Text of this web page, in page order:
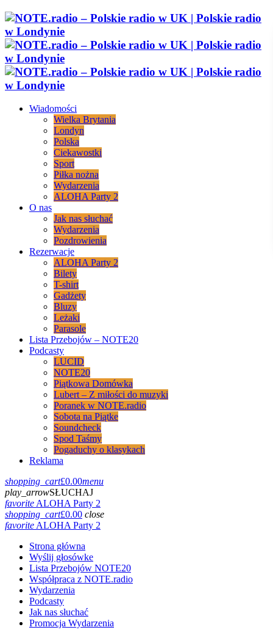
Wiadomości
Wielka Brytania
Londyn
Polska
Ciekawostki
Sport
Piłka nożna
Wydarzenia
ALOHA Party 2
O nas
Jak nas słuchać
Wydarzenia
Pozdrowienia
Rezerwacje
ALOHA Party 2
Bilety
T-shirt
Gadżety
Bluzy
Leżaki
Parasole
Lista Przebojów – NOTE20
Podcasty
LUCID
NOTE20
Piątkowa Domówka
Lubert – Z miłości do muzyki
Poranek w NOTE.radio
Sobota na Piątke
Soundcheck
Spod Taśmy
Pogaduchy o klasykach
Reklama
shopping_cart£0.00menu
play_arrowSŁUCHAJ
favoriteALOHA Party 2
shopping_cart£0.00 close
favoriteALOHA Party 2
Strona główna
Wyślij głosówke
Lista Przebojów NOTE20
Współpraca z NOTE.radio
Wydarzenia
Podcasty
Jak nas słuchać
Promocja Wydarzenia